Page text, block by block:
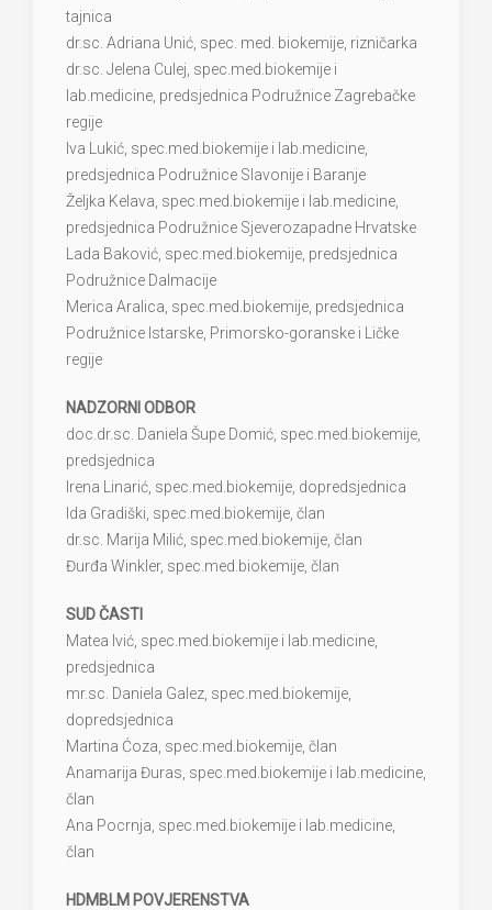
tajnica
dr.sc. Adriana Unić, spec. med. biokemije, rizničarka
dr.sc. Jelena Culej, spec.med.biokemije i
lab.medicine, predsjednica Podružnice Zagrebačke
regije
Iva Lukić, spec.med.biokemije i lab.medicine,
predsjednica Podružnice Slavonije i Baranje
Željka Kelava, spec.med.biokemije i lab.medicine,
predsjednica Podružnice Sjeverozapadne Hrvatske
Lada Baković, spec.med.biokemije, predsjednica
Podružnice Dalmacije
Merica Aralica, spec.med.biokemije, predsjednica
Podružnice Istarske, Primorsko-goranske i Ličke
regije
NADZORNI ODBOR
doc.dr.sc. Daniela Šupe Domić, spec.med.biokemije,
predsjednica
Irena Linarić, spec.med.biokemije, dopredsjednica
Ida Gradiški, spec.med.biokemije, član
dr.sc. Marija Milić, spec.med.biokemije, član
Đurđa Winkler, spec.med.biokemije, član
SUD ČASTI
Matea Ivić, spec.med.biokemije i lab.medicine,
predsjednica
mr.sc. Daniela Galez, spec.med.biokemije,
dopredsjednica
Martina Ćoza, spec.med.biokemije, član
Anamarija Đuras, spec.med.biokemije i lab.medicine,
član
Ana Pocrnja, spec.med.biokemije i lab.medicine,
član
HDMBLM POVJERENSTVA